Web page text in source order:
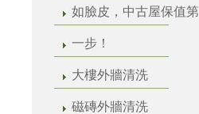
如臉皮，中古屋保值第
一步！
大樓外牆清洗
磁磚外牆清洗